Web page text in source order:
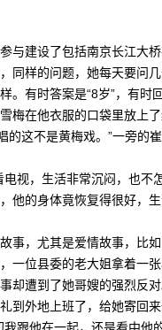
建设了包括南京长江大桥
样的问题，她每天要问几
时答案是“8岁”，有时回
在他衣服的口袋里放上了
的这不是黄梅戏。”一旁
，生活非常沉闷，也不
的身体竟恢复得很好，生
，尤其是爱情故事，比如
位县委的老大姐拿着一张
却遭到了她哥嫂的强烈反
到外地上班了，给她寄回